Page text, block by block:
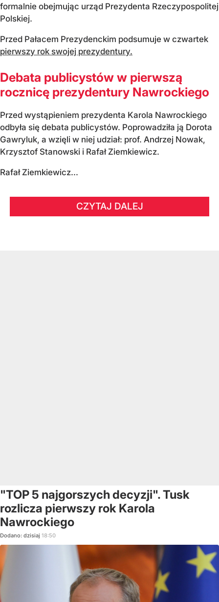
formalnie obejmując urząd Prezydenta Rzeczypospolitej
Polskiej.
Przed Pałacem Prezydenckim podsumuje w czwartek
pierwszy rok swojej prezydentury.
Debata publicystów w pierwszą
rocznicę prezydentury Nawrockiego
Przed wystąpieniem prezydenta Karola Nawrockiego
odbyła się debata publicystów. Poprowadziła ją Dorota
Gawryluk, a wzięli w niej udział: prof. Andrzej Nowak,
Krzysztof Stanowski i Rafał Ziemkiewicz.
Rafał Ziemkiewicz...
CZYTAJ DALEJ
"TOP 5 najgorszych decyzji". Tusk
rozlicza pierwszy rok Karola
Nawrockiego
Dodano: dzisiaj 18:50